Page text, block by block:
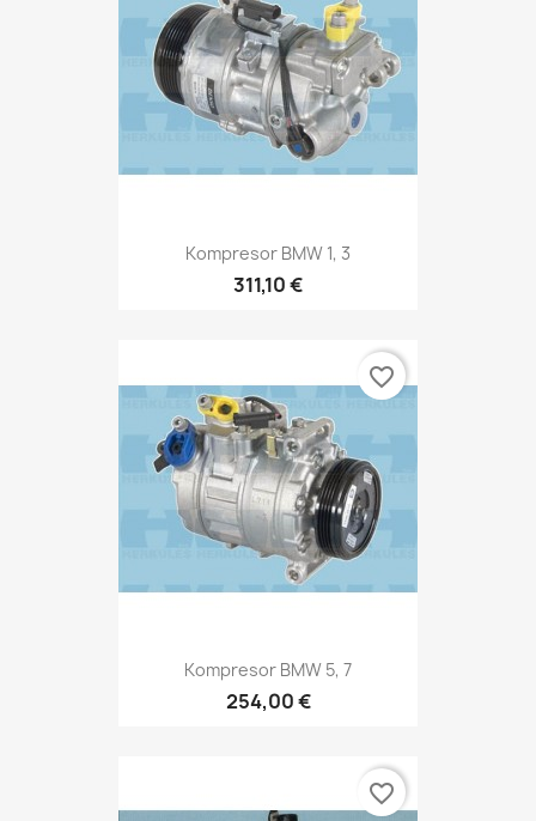
Kompresor BMW 1, 3
311,10 €
Kompresor BMW 5, 7
254,00 €
favorite_border
favorite_border